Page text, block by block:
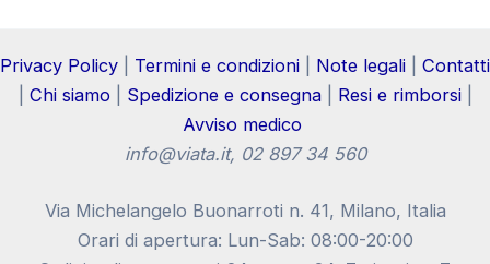
Privacy Policy Termini e condizioni Note legali
Contatti
Chi siamo| Spedizione e consegna| Resi e rimborsi|
Avviso medico
info@viata.it, 02 897 34 560
Via Michelangelo Buonarroti n. 41, Milano, Italia
Orari di apertura: Lun-Sab: 08:00-20:00